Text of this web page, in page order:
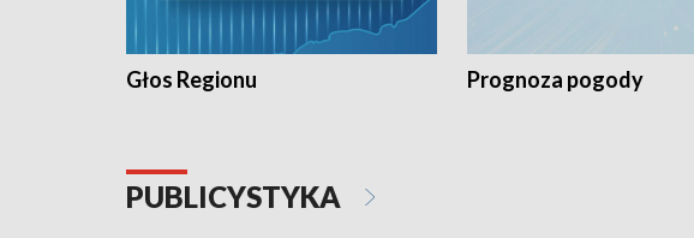
Głos Regionu Prognoza pogody
PUBLICYSTYKA